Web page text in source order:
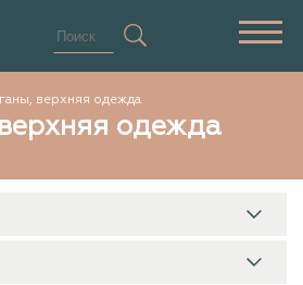
верхняя одежда
одежда